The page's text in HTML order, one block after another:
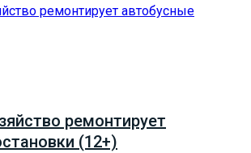
ремонтирует
(12+)